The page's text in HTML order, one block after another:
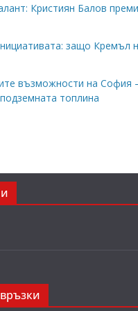
Кристиян Балов
защо Кремъл
възможности на София
топлина